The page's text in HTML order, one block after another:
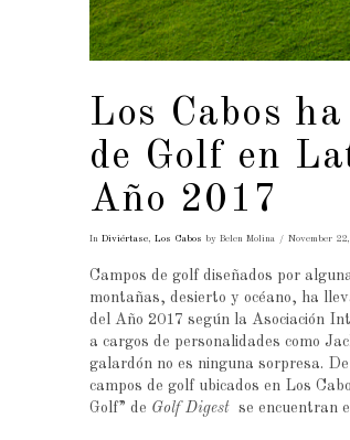
Los Cabos
de Golf en
Año 2017
In Diviértase, Los Cabos by Belen Molina November
Campos de golf diseñados por
montañas, desierto y océano, ha
del Año 2017 según la Asociación
a cargos de personalidades como
galardón no es ninguna sorpresa.
campos de golf ubicados en Los
Golf” de Golf Digest se encuentran